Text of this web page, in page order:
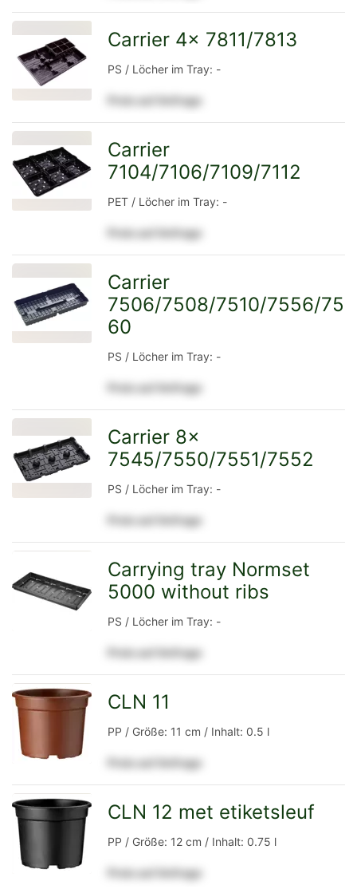
Detailseite
Carrier 4x 7811/7813
PS / Löcher im Tray: -
Preis auf Anfrage
zur
Carrier
7104/7106/7109/7112
PET / Löcher im Tray: -
Preis auf Anfrage
Detailseite
Carrier
7506/7508/7510/7556/75
60
PS / Löcher im Tray: -
Preis auf Anfrage
Carrier 8x
7545/7550/7551/7552
PS / Löcher im Tray: -
Preis auf Anfrage
zur
Carrying tray Normset
5000 without ribs
PS / Löcher im Tray: -
Preis auf Anfrage
Detailseite
CLN 11
PP / Größe: 11 cm / Inhalt: 0.5 l
Preis auf Anfrage
CLN 12 met etiketsleuf
PP / Größe: 12 cm / Inhalt: 0.75 l
Preis auf Anfrage